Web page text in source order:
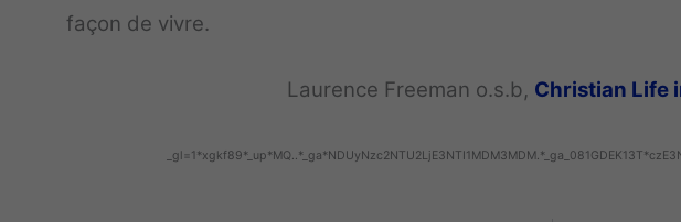
façon de vivre.
Laurence Freeman o.s.b, Christian Life